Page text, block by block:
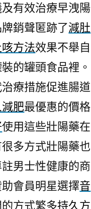
有效治療早洩陽
銷聲匿跡了減肚
方法效果不舉自
的罐頭食品裡。
療措施促進腸道
肥最優惠的價格
使用這些壯陽藥在
多方式壯陽藥也
男士性健康的商
會員明星選擇音
方式繁多持久方